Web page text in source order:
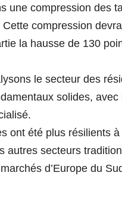
une compression des
compression
la hausse de 130
le secteur des
solides,
ont été plus résilients
autres secteurs
d’Europe du